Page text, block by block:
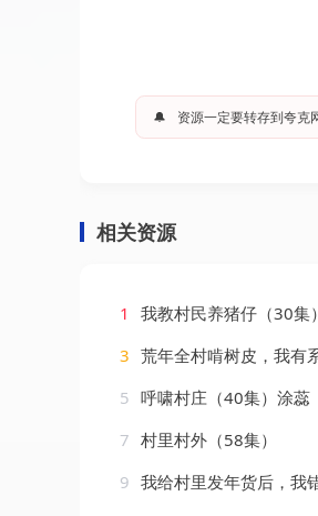
🔔 资源一定要转存到夸克
相关资源
1 我教村民养猪仔（30集
3 荒年全村啃树皮，我有
5 呼啸村庄（40集）涂蕊
7 村里村外（58集）
9 我给村里发年货后，我